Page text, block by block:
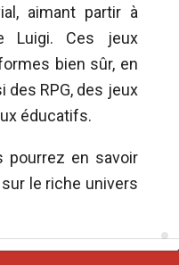
aimant partir à
Luigi. Ces jeux
bien sûr, en
des RPG, des jeux
éducatifs.
pourrez en savoir
le riche univers